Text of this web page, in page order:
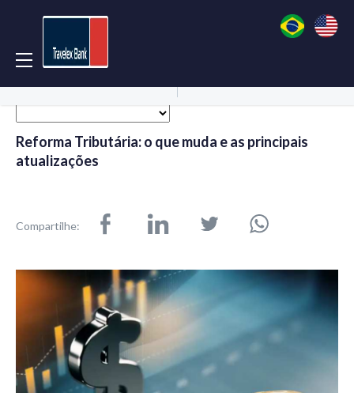
Reforma Tributária: o que muda e as principais
atualizações
Compartilhe: